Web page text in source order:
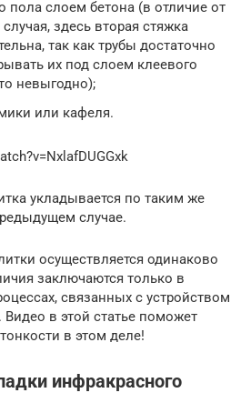
пола слоем бетона (в отличие от
здесь вторая стяжка
так как трубы достаточно
их под слоем клеевого
невыгодно);
или кафеля.
укладывается по таким же
случае.
осуществляется одинаково
заключаются только в
связанных с устройством
Видео в этой статье поможет
в этом деле!
инфракрасного